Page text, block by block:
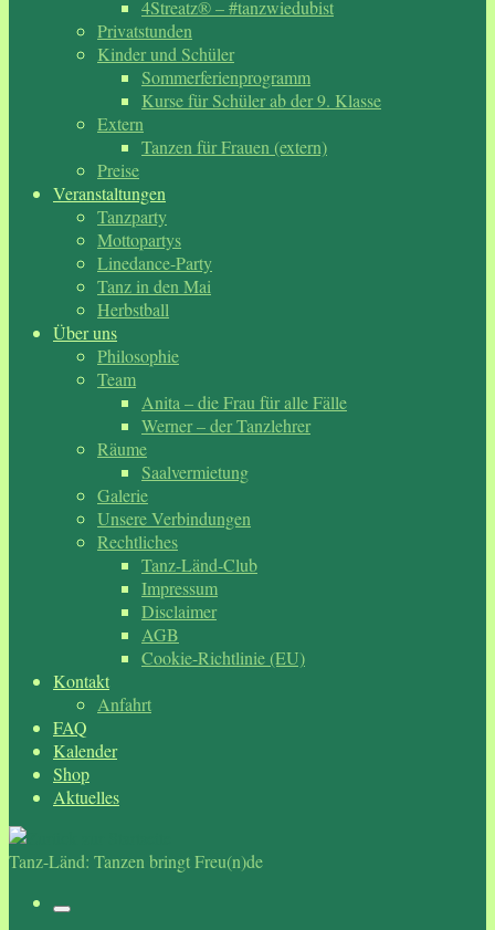
4Streatz® – #tanzwiedubist
Privatstunden
Kinder und Schüler
Sommerferienprogramm
Kurse für Schüler ab der 9. Klasse
Extern
Tanzen für Frauen (extern)
Preise
Veranstaltungen
Tanzparty
Mottopartys
Linedance-Party
Tanz in den Mai
Herbstball
Über uns
Philosophie
Team
Anita – die Frau für alle Fälle
Werner – der Tanzlehrer
Räume
Saalvermietung
Galerie
Unsere Verbindungen
Rechtliches
Tanz-Länd-Club
Impressum
Disclaimer
AGB
Cookie-Richtlinie (EU)
Kontakt
Anfahrt
FAQ
Kalender
Shop
Aktuelles
Tanz-Länd: Tanzen bringt Freu(n)de
Menü